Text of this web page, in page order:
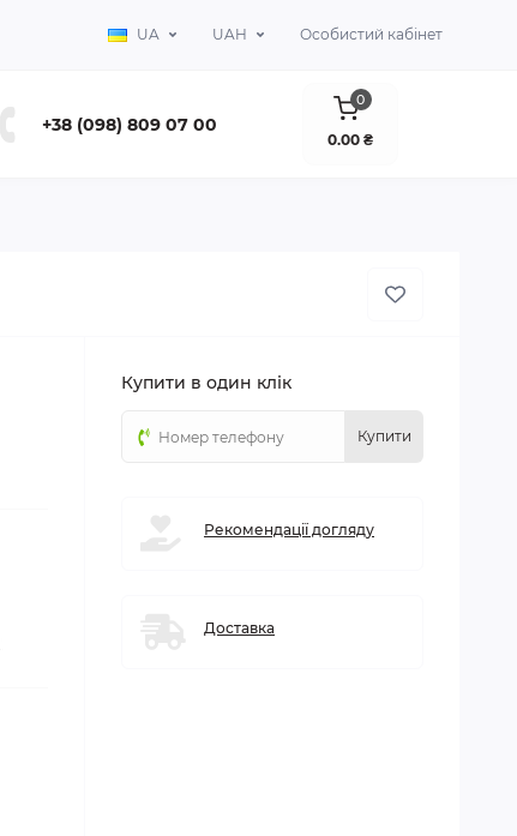
UA UAH Особистий кабінет
+38 (098) 809 07 00
0
0.00 ₴
Купити в один клік
Купити
Рекомендації догляду
Доставка